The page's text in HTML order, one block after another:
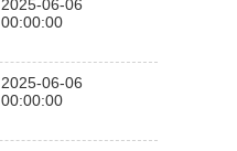
2025-06-06
00:00:00
2025-06-06
00:00:00